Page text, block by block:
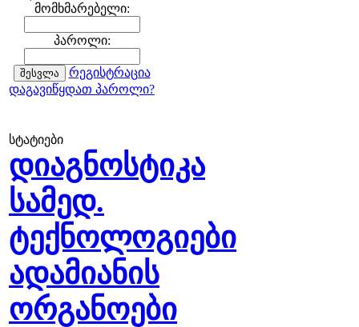
მომხმარებელი:
პაროლი:
რეგისტრაცია
დაგავიწყდათ პაროლი?
სტატიები
დიაგნოსტიკა
სამედ.
ტექნოლოგიები
ადამიანის
ორგანოები